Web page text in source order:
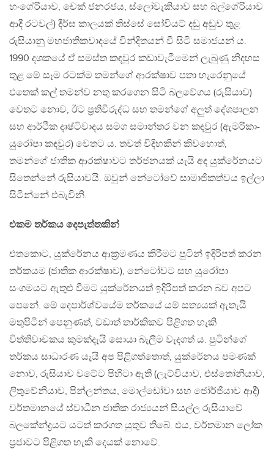
හංගේරියාව, චෙක් ජනරජය, ස්ලෝවැකියාව සහ බල්ගේරියාව
ආදී රටවල්) දීර්ඝ කාලයක් තිස්සේ සෝවියට් දඬු අඬුව තුළ
රුසියානු මහජාතිකවාදයේ වින්දිතයන් වී සිටි සමාජයන් ය.
1990 දශකයේ ඒ සමස්ත කඳවුර කඩාවැටීමෙන් ලැබුණු නිදහස
තුළ මේ සෑම රටක්ම තමන්ගේ ආරක්ෂාව පතා හැරෙනුයේ
එතෙක් කල් තමන්ව නතු කරගෙන සිටි බලවේගය (රුසියාව)
වෙතට නොව, ඊට ප්‍රතිවිරුද්ධ සහ තමන්ගේ අලුත් දේශපාලන
සහ ආර්ථික දෘෂ්ටිවාදය සමග සමාන්තර වන කඳවුර (ඇමරිකා-
යුරෝපා කඳවුර) වෙතට ය. තවත් විදිහකින් කිවහොත්,
තමන්ගේ ජාතික ආරක්ෂාවට තර්ජනයක් යැයි අද යුක්රේනයට
සිතෙන්නේ රුසියාවයි. ඔවුන් නේටෝවේ සාමාජිකත්වය ඉල්ලා
සිටින්නේ එබැවිනි.
එකම තර්කය දෙපැත්තකින්
එතකොට, යුක්රේනය ආක්‍රමණය කිරීමට පුටින් ඉදිරිපත් කරන
තර්කයම (ජාතික ආරක්ෂාව), නේටෝවට සහ යුරෝපා
සංගමයට ඇතුළු වීමට යුක්රේනයත් ඉදිරිපත් කරන බව අපට
පෙනේ. මේ දෙපාර්ශ්වයේම තර්කයේ යම් සත්‍යයක් ඇතැයි
මතුපිටින් පෙනුණත්, වඩාත් තාර්කිකව පිළිගත හැකි
විත්තිවාචකය කුමක්දැයි සොයා බැලීම වැදගත් ය. පුටින්ගේ
තර්කය සාධාරණ යැයි අප පිළිගත්තොත්, යුක්රේනය පමණක්
නොව, රුසියාව වටේට පිහිටා ඇති (ලැට්වියාව, එස්තෝනියාව,
ලිතුවේනියාව, පින්ලන්තය, මොල්ඩෝවා සහ ජෝර්ජියාව ආදී)
වර්තමානයේ ස්වාධීන ජාතික රාජ්‍යයන් සියල්ල රුසියාවේ
බලකේන්ද්‍රයට යටත් කරගත යුතුව තිබේ. එය, වර්තමාන ලෝක
ප්‍රජාවට පිළිගත හැකි දෙයක් නොවේ.